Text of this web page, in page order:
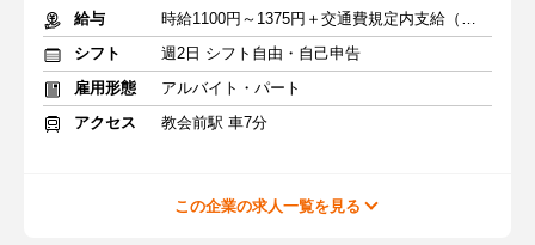
給与
時給1100円～1375円＋交通費規定内支給（条件・詳細は面接にて）
シフト
週2日 シフト自由・自己申告
雇用形態
アルバイト・パート
アクセス
教会前駅 車7分
この企業の求人一覧を見る